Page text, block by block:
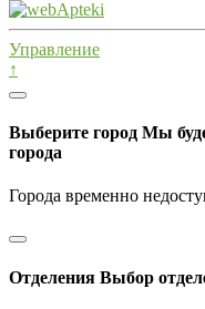
Управление
↑
Выберите город Мы
города
Города временно
Отделения Выбор